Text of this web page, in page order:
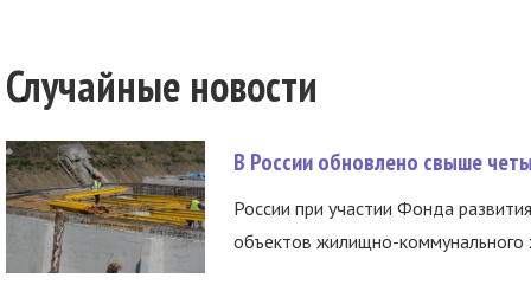
Случайные новости
В России обновлено свыше
России при участии Фонда
объектов жилищно-коммунального